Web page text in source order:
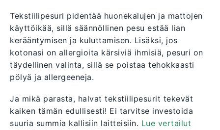
Tekstiilipesuri pidentää huonekalujen ja mattojen
käyttöikää, sillä säännöllinen pesu estää lian
kerääntymisen ja kuluttamisen. Lisäksi, jos
kotonasi on allergioita kärsiviä ihmisiä, pesuri on
täydellinen valinta, sillä se poistaa tehokkaasti
pölyä ja allergeeneja.
Ja mikä parasta, halvat tekstiilipesurit tekevät
kaiken tämän edullisesti! Ei tarvitse investoida
suuria summia kallisiin laitteisiin. Lue vertailut